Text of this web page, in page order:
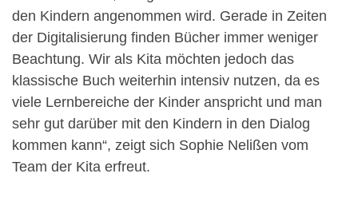
den Kindern angenommen wird. Gerade in Zeiten
der Digitalisierung finden Bücher immer weniger
Beachtung. Wir als Kita möchten jedoch das
klassische Buch weiterhin intensiv nutzen, da es
viele Lernbereiche der Kinder anspricht und man
sehr gut darüber mit den Kindern in den Dialog
kommen kann“, zeigt sich Sophie Nelißen vom
Team der Kita erfreut.